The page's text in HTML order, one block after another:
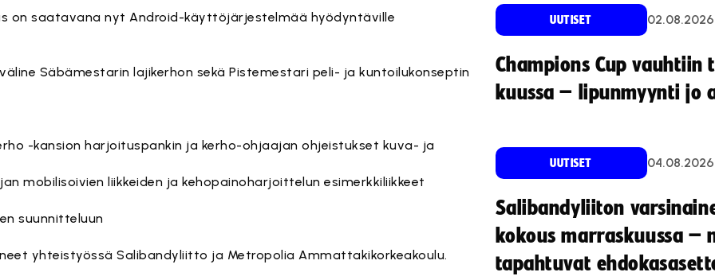
on saatavana nyt Android-käyttöjärjestelmää hyödyntäville
Säbämestarin lajikerhon sekä Pistemestari peli- ja kuntoilukonseptin
-kansion harjoituspankin ja kerho-ohjaajan ohjeistukset kuva- ja
mobilisoivien liikkeiden ja kehopainoharjoittelun esimerkkiliikkeet
suunnitteluun
yhteistyössä Salibandyliitto ja Metropolia Ammattakikorkeakoulu.
UUTISET 02.08.2026
Champions Cup vauhtiin
kuussa – lipunmyynti jo
UUTISET 04.08.2026
Salibandyliiton
kokous marraskuussa –
tapahtuvat